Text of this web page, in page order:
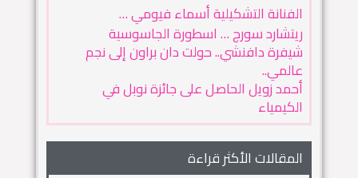
الفنانة التشكيلية أسماء فيومي …
ريتشارد سورج … اسطورة الجاسوسية
شيفرة دافنشي.. حولت دان براون إلى نجم
عالمي..
أحمد زويل الحاصل على جائزة نوبل في
الكيمياء
المقالات الأكثر قراءة